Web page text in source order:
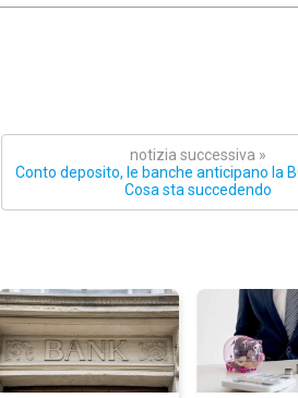
notizia successiva »
Conto deposito, le banche anticipano la
Cosa sta succedendo